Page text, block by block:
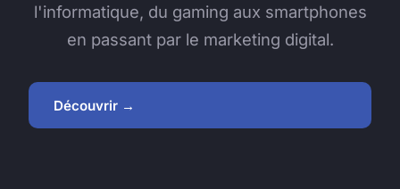
l'informatique, du gaming aux smartphones
en passant par le marketing digital.
Découvrir →